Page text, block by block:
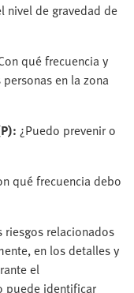
nivel de gravedad de
qué frecuencia y
en la zona
¿Puedo prevenir o
qué frecuencia debo
riesgos relacionados
en los detalles y
el
puede identificar